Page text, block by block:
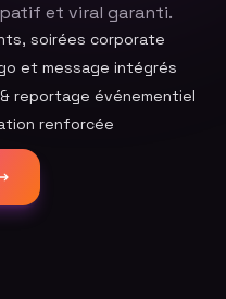
et viral garanti.
soirées corporate
et message intégrés
reportage événementiel
renforcée